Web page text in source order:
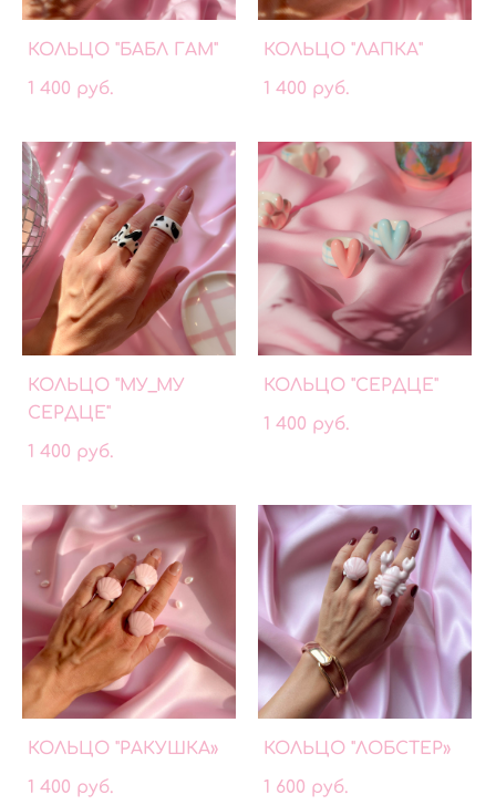
КОЛЬЦО "БАБЛ ГАМ"
1 400 pуб.
КОЛЬЦО "ЛАПКА"
1 400 pуб.
КОЛЬЦО "МУ_МУ
СЕРДЦЕ"
1 400 pуб.
КОЛЬЦО "СЕРДЦЕ"
1 400 pуб.
КОЛЬЦО "РАКУШКА»
1 400 pуб.
КОЛЬЦО "ЛОБСТЕР»
1 600 pуб.